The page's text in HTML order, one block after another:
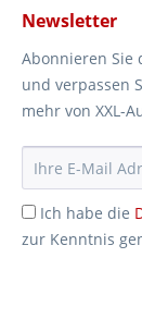
Newsletter
Abonnieren Sie
und verpassen
mehr von XXL-
Ich habe die
zur Kenntnis